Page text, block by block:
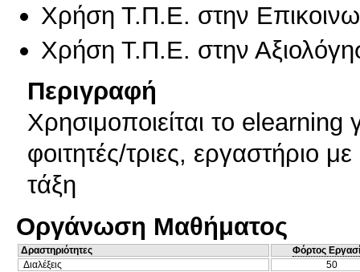
Χρήση Τ.Π.Ε. στην
Χρήση Τ.Π.Ε. στην
Περιγραφή
Xρησιμοποιείται το
φοιτητές/τριες, εργαστήριο
τάξη
Οργάνωση Μαθήματος
Δραστηριότητες
Φόρτος
Διαλέξεις
50